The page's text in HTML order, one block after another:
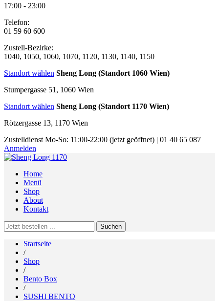
17:00 - 23:00
Telefon:
01 59 60 600
Zustell-Bezirke:
1040, 1050, 1060, 1070, 1120, 1130, 1140, 1150
Standort wählen Sheng Long (Standort 1060 Wien)
Stumpergasse 51, 1060 Wien
Standort wählen Sheng Long (Standort 1170 Wien)
Rötzergasse 13, 1170 Wien
Zustelldienst Mo-So: 11:00-22:00 (jetzt geöffnet) | 01 40 65 087
Anmelden
Home
Menü
Shop
About
Kontakt
Search
for:
Startseite
/
Shop
/
Bento Box
/
SUSHI BENTO